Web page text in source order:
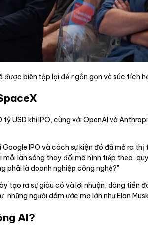
biên tập lại để ngắn gọn và súc tích
USD khi IPO, cùng với OpenAI và
IPO và cách sự kiện đó đã mở ra
làn sóng thay đổi mô hình tiếp theo,
phải là doanh nghiệp công nghệ?"
tạo ra sự giàu có và lợi nhuận, dòng
người dám ước mơ lớn như Elon
AI?